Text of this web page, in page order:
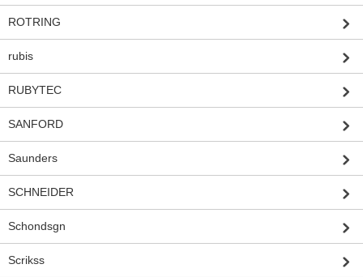
ROTRING
rubis
RUBYTEC
SANFORD
Saunders
SCHNEIDER
Schondsgn
Scrikss